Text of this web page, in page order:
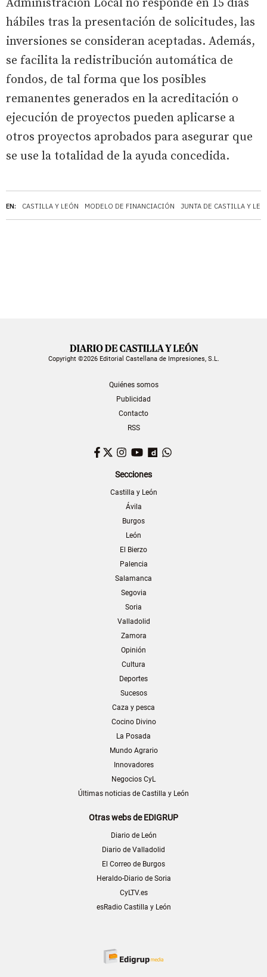
EN: CASTILLA Y LEÓN MODELO DE FINANCIACIÓN JUNTA DE CASTILLA Y
Administración Local no responde en 15 días
hábiles tras la presentación de solicitudes, las
inversiones se consideran aceptadas. Además,
se facilita la redistribución automática de
fondos, de tal forma que los posibles
remanentes generados en la acreditación o
ejecución de proyectos pueden aplicarse a
otros proyectos aprobados para asegurar que
se use la totalidad de la ayuda concedida.
Copyright ©2026 Editorial Castellana de Impresiones, S.L.
Quiénes somos
Publicidad
Contacto
RSS
Facebook
TwitterInstagram
YouTubeDailymotion
Secciones
Castilla y León
Ávila
Burgos
León
El Bierzo
Palencia
Salamanca
Segovia
Soria
Valladolid
Zamora
Opinión
Cultura
Deportes
Sucesos
Caza y pesca
Cocino Divino
La Posada
Mundo Agrario
Innovadores
Negocios CyL
Últimas noticias de Castilla y León
Otras webs de EDIGRUP
Diario de León
Diario de Valladolid
El Correo de Burgos
Heraldo-Diario de Soria
CyLTV.es
esRadio Castilla y León